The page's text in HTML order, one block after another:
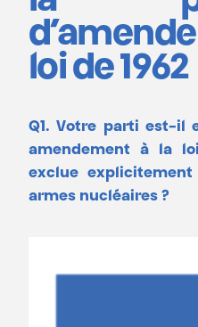
loi de 1962
Q1. Votre parti est-il
amendement à la
exclue
armes nucléaires ?